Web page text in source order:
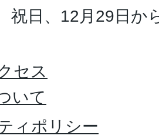
祝日、12月29日
セス
いて
ィポリシー